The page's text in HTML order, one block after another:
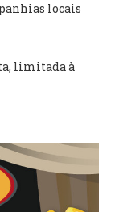
locais
limitada à